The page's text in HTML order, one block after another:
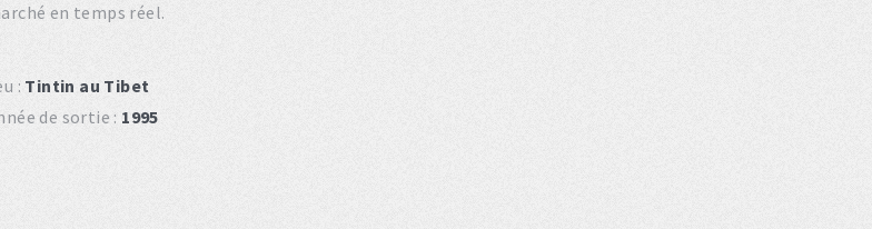
en temps réel.
: Tintin au Tibet
de sortie : 1995